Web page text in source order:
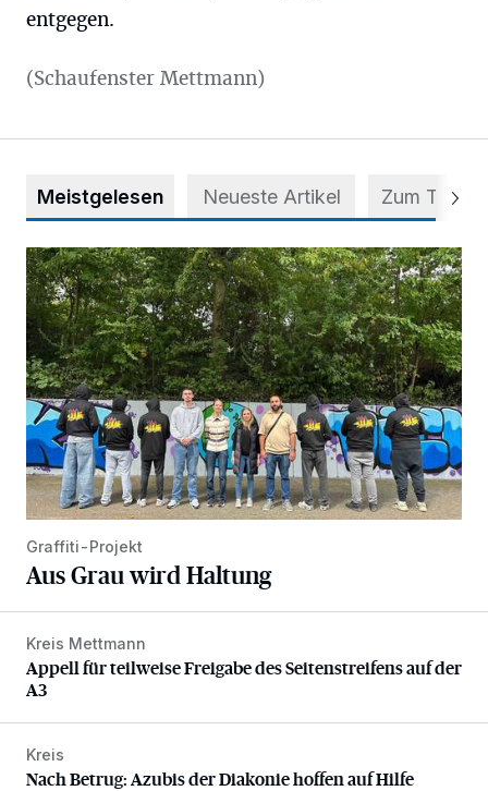
entgegen.
(Schaufenster Mettmann)
Meistgelesen Neueste Artikel Zum Thema
Aus Grau wird Haltung
Graffiti-Projekt
Aus Grau wird Haltung
Appell für teilweise Freigabe des Seitenstreifens auf der A3
Kreis Mettmann
Appell für teilweise Freigabe des Seitenstreifens auf der
A3
Nach Betrug: Azubis der Diakonie hoffen auf Hilfe
Kreis
Nach Betrug: Azubis der Diakonie hoffen auf Hilfe